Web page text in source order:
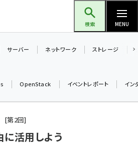
検索 MENU
献～仲間と築いた勝利の絆～ (2352)
サーバー ネットワーク ストレージ
OpenStack イベントレポート イン
第2回
活用しよう